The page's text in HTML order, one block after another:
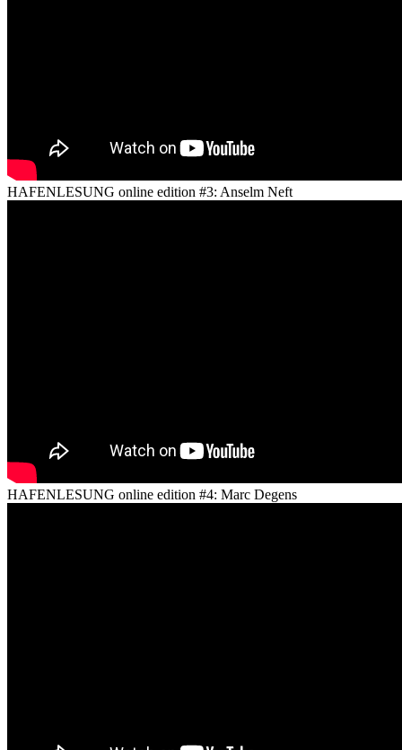
HAFENLESUNG online edition #3: Anselm Neft
HAFENLESUNG online edition #4: Marc Degens